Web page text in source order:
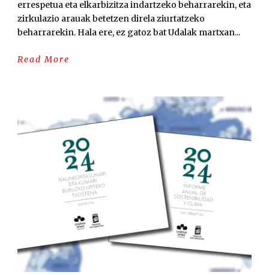
errespetua eta elkarbizitza indartzeko beharrarekin, eta
zirkulazio arauak betetzen direla ziurtatzeko
beharrarekin. Hala ere, ez gatoz bat Udalak martxan...
Read More